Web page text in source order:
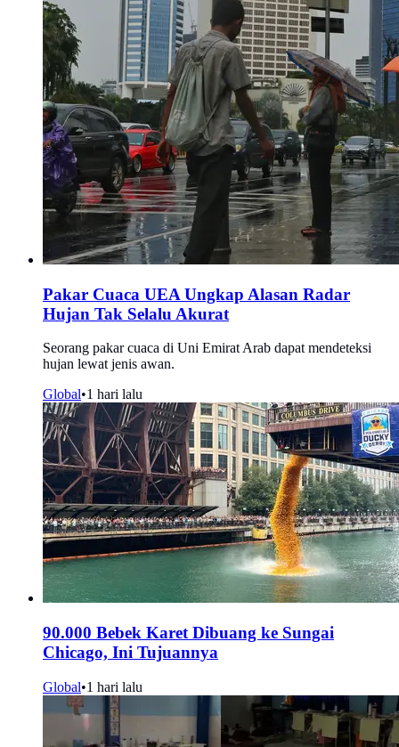
Pakar Cuaca UEA Ungkap Alasan Radar
Hujan Tak Selalu Akurat
Seorang pakar cuaca di Uni Emirat Arab dapat mendeteksi
hujan lewat jenis awan.
Global•1 hari lalu
90.000 Bebek Karet Dibuang ke Sungai
Chicago, Ini Tujuannya
Global•1 hari lalu